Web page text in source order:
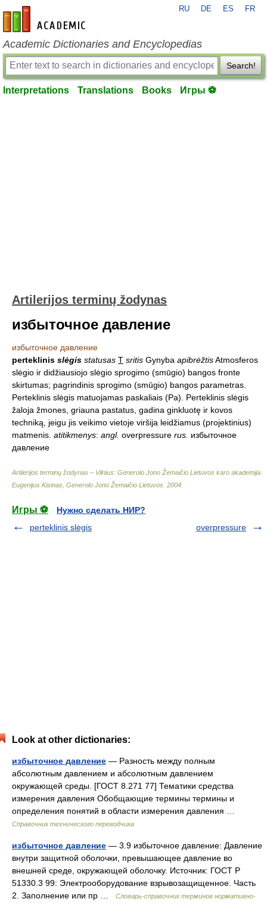
en-academic.com
RU DE ES FR
Academic Dictionaries and Encyclopedias
Search!
Interpretations Translations Books Игры ⚽
Artilerijos terminų žodynas
избыточное давление
избыточное давление
perteklinis slėgis statusas T sritis Gynyba apibrėžtisAtmosferos
slėgio ir didžiausiojo slėgio sprogimo (smūgio) bangos fronte
skirtumas; pagrindinis sprogimo (smūgio) bangos parametras.
Perteklinis slėgis matuojamas paskaliais (Pa). Perteklinis slėgis
žaloja žmones, griauna pastatus, gadina ginkluotę ir kovos
techniką, jeigu jis veikimo vietoje viršija leidžiamus (projektinius)
matmenis. atitikmenys: angl. overpressure rus. избыточное
давление
Artilerijos terminų žodynas – Vilnius: Generolo Jono Žemaičio Lietuvos karo akademija
Eugenijus Kisinas, Generolo Jono Žemaičio Lietuvos 2004
Игры ⚽
Нужно сделать НИР?
perteklinis slėgis
overpressure
Look at other dictionaries:
избыточное давление — Разность между полным
абсолютным давлением и абсолютным давлением
окружающей среды. [ГОСТ 8.271 77] Тематики средства
измерения давления Обобщающие термины термины и
определения понятий в области измерения давления …
Справочник технического переводчика
избыточное давление — 3.9 избыточное давление: Давление
внутри защитной оболочки, превышающее давление во
внешней среде, окружающей оболочку. Источник: ГОСТ Р
51330.3 99: Электрооборудование взрывозащищенное. Часть
2. Заполнение или пр …
Словарь-справочник терминов нормативно-